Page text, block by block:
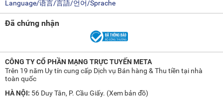
Language/语言/言語/언어/Sprache
Đã chứng nhận
CÔNG TY CỔ PHẦN MẠNG TRỰC TUYẾN META
Trên 19 năm Uy tín cung cấp Dịch vụ Bán hàng & Thu tiền tại nhà
toàn quốc
HÀ NỘI: 56 Duy Tân, P. Cầu Giấy. (Xem bản đồ)